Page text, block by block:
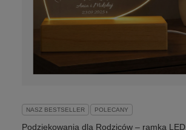
NASZ BESTSELLER POLECANY
Podziękowania dla Rodziców – ramka LED